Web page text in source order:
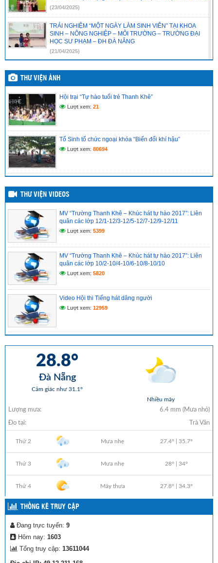
(23/04/2025)
TRẢI NGHIỆM “MỘT NGÀY LÀM SINH VIÊN” TẠI KHOA
SINH – NÔNG NGHIỆP – MÔI TRƯỜNG – TRƯỜNG ĐẠI
HỌC SƯ PHẠM – ĐH ĐÀ NẴNG
(21/04/2025)
HỌC 2024-2025
(21/04/2025)
ĐỀ CƯƠNG ÔN THI TỐT NGHIỆP MÔN NGỮ VĂN LỚP 12
NĂM HỌC 2024-2025
(21/04/2025)
ĐỀ CƯƠNG ÔN THI TỐT NGHIỆP MÔN TIẾNG ANH LỚP 12
NĂM HỌC 2024-2025
(21/04/2025)
THƯ VIỆN ẢNH
Hội trại “Tự hào tuổi trẻ Thanh Khê”
Lượt xem: 21
Tổ Sinh tổ chức ngoại khóa “Biến đổi khí hậu”
Lượt xem: 80694
THƯ VIỆN VIDEOS
MV “Trường Thanh Khê – Khúc hát tự hào 2017”: Liên
quân các lớp 12/1-12/3-12/5-12/7-12/9-12/11
Lượt xem: 5399
MV “Trường Thanh Khê – Khúc hát tự hào 2017”: Liên
quân các lớp 10/2-10/4-10/6-10/8-10/10
Lượt xem: 5820
Video Hội thi Tiếng hát dâng người
Lượt xem: 12959
THỐNG KÊ TRUY CẬP
Đang trực tuyến: 9
Hôm nay: 1603
Tổng truy cập: 13611044